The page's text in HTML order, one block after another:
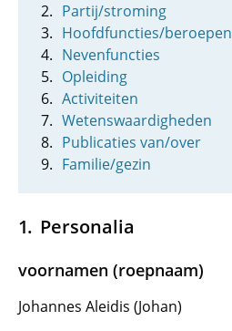
Partij/stroming
Hoofdfuncties/beroepen
Nevenfuncties
Opleiding
Activiteiten
Wetenswaardigheden
Publicaties van/over
Familie/gezin
Personalia
voornamen (roepnaam)
Johannes Aleidis (Johan)